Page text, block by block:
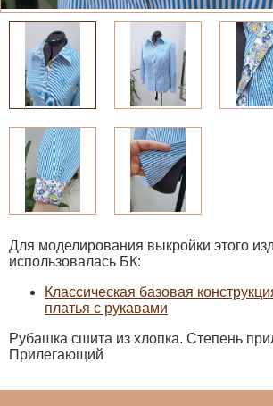
Для моделирования выкройки этого
использовалась БК:
Классическая базовая
платья с рукавами
Рубашка сшита из хлопка. Степень
Прилегающий